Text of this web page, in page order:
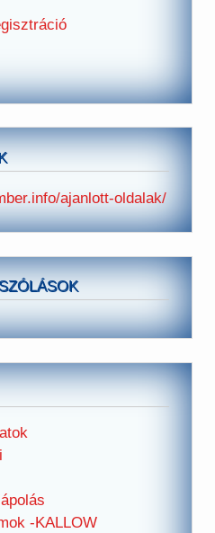
ajanlott-oldalak/
-KALLOW